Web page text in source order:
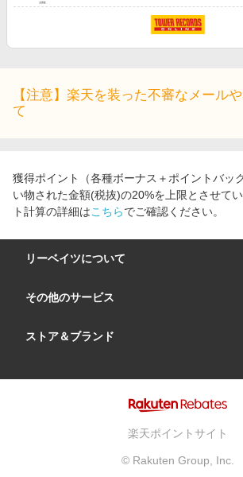
【注意】楽天を装った不審なメール
て
獲得ポイント（各種ボーナス＋ポイントバッ
い物された金額(税抜)の20%を上限とさせて
ト計算の詳細はこちらでご確認ください。
リーベイツについて
会社概要
サイトマップ
リーベイツ ポイントアシスト
その他のサービス
楽天市場
ストア＆ブランド
楽天ポイントサイト
© Rakuten Group, Inc.